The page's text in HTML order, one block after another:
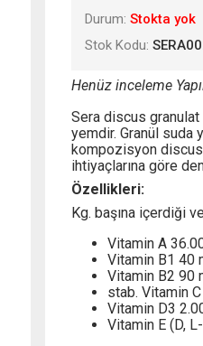
Durum: Stokta yok
Stok Kodu:
Henüz inceleme
Sera discus granulat
yemdir. Granül suda
kompozisyon discus
ihtiyaçlarına göre
Özellikleri:
Kg. başına içerdiği
Vitamin A
Vitamin B1 40
Vitamin B2 90
stab. Vitamin
Vitamin D3
Vitamin E (D,